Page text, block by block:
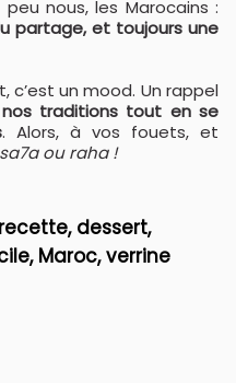
peu nous, les Marocains :
partage, et toujours une
c’est un mood. Un rappel
traditions tout en se
. Alors, à vos fouets, et
ou raha !
dessert,
Maroc, verrine